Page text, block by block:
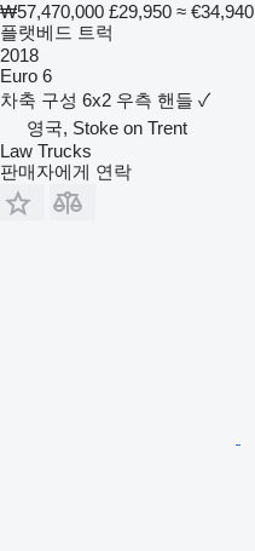
₩57,470,000 £29,950 ≈ €34,940
플랫베드 트럭
2018
Euro 6
차축 구성 6x2 우측 핸들 ✓
영국, Stoke on Trent
Law Trucks
판매자에게 연락